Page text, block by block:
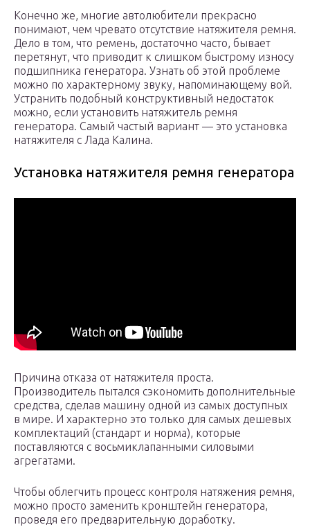
Конечно же, многие автолюбители прекрасно
понимают, чем чревато отсутствие натяжителя ремня.
Дело в том, что ремень, достаточно часто, бывает
перетянут, что приводит к слишком быстрому износу
подшипника генератора. Узнать об этой проблеме
можно по характерному звуку, напоминающему вой.
Устранить подобный конструктивный недостаток
можно, если установить натяжитель ремня
генератора. Самый частый вариант — это установка
натяжителя с Лада Калина.
Установка натяжителя ремня генератора
Причина отказа от натяжителя проста.
Производитель пытался сэкономить дополнительные
средства, сделав машину одной из самых доступных
в мире. И характерно это только для самых дешевых
комплектаций (стандарт и норма), которые
поставляются с восьмиклапанными силовыми
агрегатами.
Чтобы облегчить процесс контроля натяжения ремня,
можно просто заменить кронштейн генератора,
проведя его предварительную доработку.